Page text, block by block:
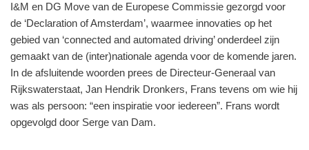
I&M en DG Move van de Europese Commissie gezorgd voor
de ‘Declaration of Amsterdam’, waarmee innovaties op het
gebied van ‘connected and automated driving’ onderdeel zijn
gemaakt van de (inter)nationale agenda voor de komende jaren.
In de afsluitende woorden prees de Directeur-Generaal van
Rijkswaterstaat, Jan Hendrik Dronkers, Frans tevens om wie hij
was als persoon: “een inspiratie voor iedereen”. Frans wordt
opgevolgd door Serge van Dam.